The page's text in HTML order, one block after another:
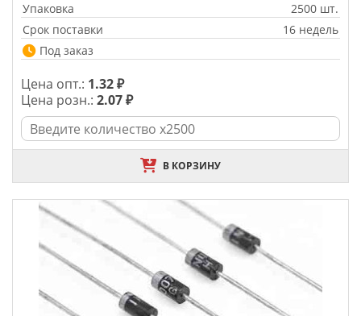
Упаковка
2500 шт.
Срок поставки
16 недель
Под заказ
Цена опт.: 1.32 ₽
Цена розн.: 2.07 ₽
В КОРЗИНУ